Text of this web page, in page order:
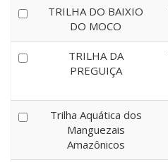
TRILHA DO BAIXIO
DO MOCO
TRILHA DA
PREGUIÇA
Trilha Aquática dos
Manguezais
Amazônicos